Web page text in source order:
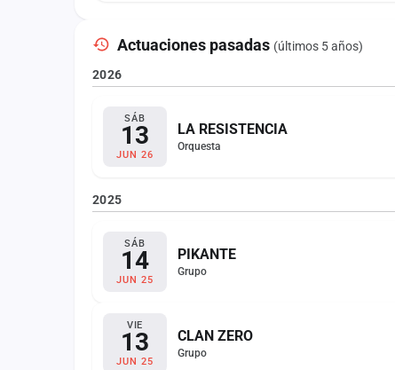
Actuaciones pasadas (últimos 5 años)
2026
SÁB
13
JUN 26
LA RESISTENCIA
Orquesta
2025
SÁB
14
JUN 25
PIKANTE
Grupo
VIE
13
JUN 25
CLAN ZERO
Grupo